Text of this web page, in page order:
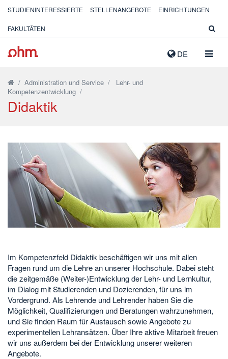
DE
STUDIENINTERESSIERTE STELLENANGEBOTE EINRICHTUNGEN
FAKULTÄTEN
/ Administration und Service / Lehr- und
Kompetenzentwicklung /
Didaktik
Im Kompetenzfeld Didaktik beschäftigen wir uns mit allen
Fragen rund um die Lehre an unserer Hochschule. Dabei steht
die zeitgemäße (Weiter-)Entwicklung der Lehr- und Lernkultur,
im Dialog mit Studierenden und Dozierenden, für uns im
Vordergrund. Als Lehrende und Lehrender haben Sie die
Möglichkeit, Qualifizierungen und Beratungen wahrzunehmen,
und Sie finden Raum für Austausch sowie Angebote zu
experimentellen Lehransätzen. Über Ihre aktive Mitarbeit freuen
wir uns außerdem bei der Entwicklung unserer weiteren
Angebote.